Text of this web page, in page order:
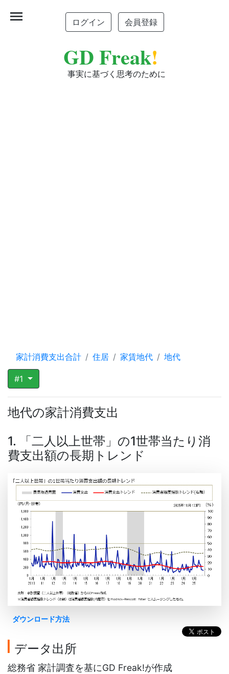
ログイン 会員登録
GD Freak!
事実に基づく思考のために
menu
家計消費支出合計 住居 家賃地代 地代
#1
地代の家計消費支出
1. 「二人以上世帯」の1世帯当たり消
費支出額の長期トレンド
ダウンロード方法
データ出所
総務省 家計調査を基にGD Freak!が作成